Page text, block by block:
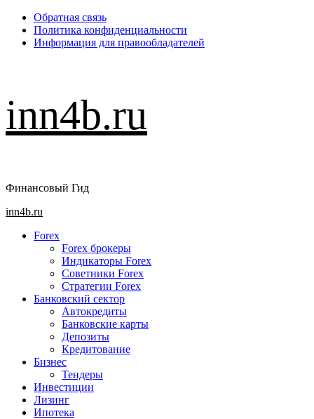
Перейти
содержимому
Обратная связь
Политика конфиденциальности
Информация для правообладателей
inn4b.ru
Финансовый Гид
Основное
inn4b.ru
Forex
Forex брокеры
Индикаторы Forex
Советники Forex
Стратегии Forex
Банковский сектор
Автокредиты
Банковские карты
Депозиты
Кредитование
Бизнес
Тендеры
Инвестиции
Лизинг
Ипотека